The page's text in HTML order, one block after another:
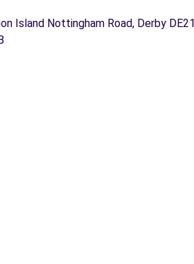
Island Nottingham Road, Derby